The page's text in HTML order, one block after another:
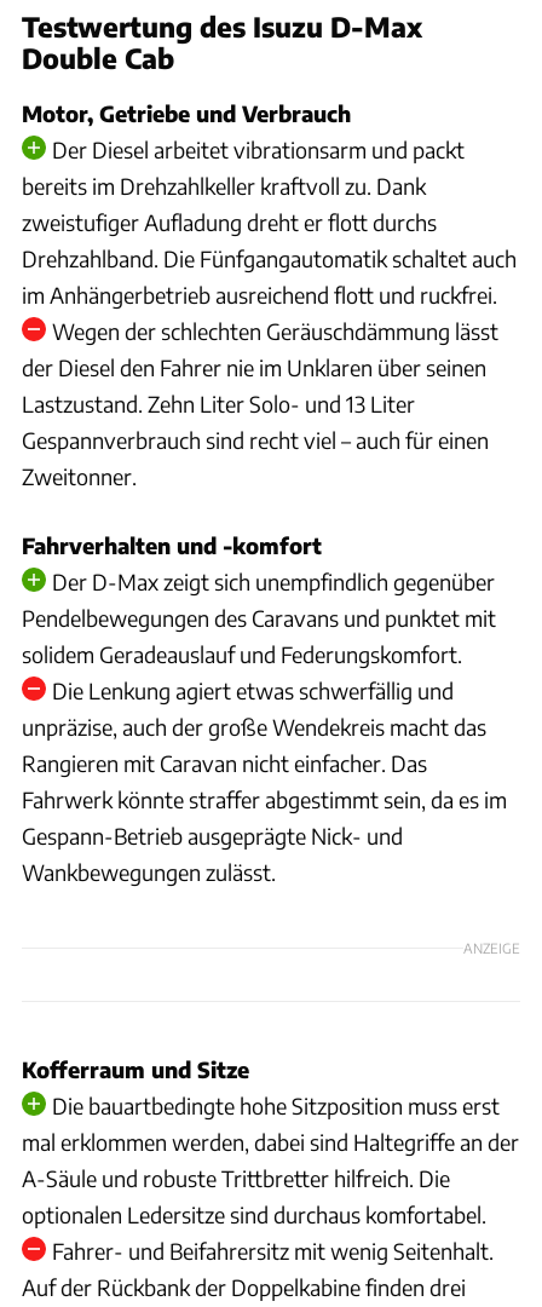
Testwertung des Isuzu D-Max
Double Cab
Motor, Getriebe und Verbrauch
Der Diesel arbeitet vibrationsarm und packt
bereits im Drehzahlkeller kraftvoll zu. Dank
zweistufiger Aufladung dreht er flott durchs
Drehzahlband. Die Fünfgangautomatik schaltet auch
im Anhängerbetrieb ausreichend flott und ruckfrei.
Wegen der schlechten Geräuschdämmung lässt
der Diesel den Fahrer nie im Unklaren über seinen
Lastzustand. Zehn Liter Solo- und 13 Liter
Gespannverbrauch sind recht viel – auch für einen
Zweitonner.
Fahrverhalten und -komfort
Der D-Max zeigt sich unempfindlich gegenüber
Pendelbewegungen des Caravans und punktet mit
solidem Geradeauslauf und Federungskomfort.
Die Lenkung agiert etwas schwerfällig und
unpräzise, auch der große Wendekreis macht das
Rangieren mit Caravan nicht einfacher. Das
Fahrwerk könnte straffer abgestimmt sein, da es im
Gespann-Betrieb ausgeprägte Nick- und
Wankbewegungen zulässt.
ANZEIGE
Kofferraum und Sitze
Die bauartbedingte hohe Sitzposition muss erst
mal erklommen werden, dabei sind Haltegriffe an der
A-Säule und robuste Trittbretter hilfreich. Die
optionalen Ledersitze sind durchaus komfortabel.
Fahrer- und Beifahrersitz mit wenig Seitenhalt.
Auf der Rückbank der Doppelkabine finden drei